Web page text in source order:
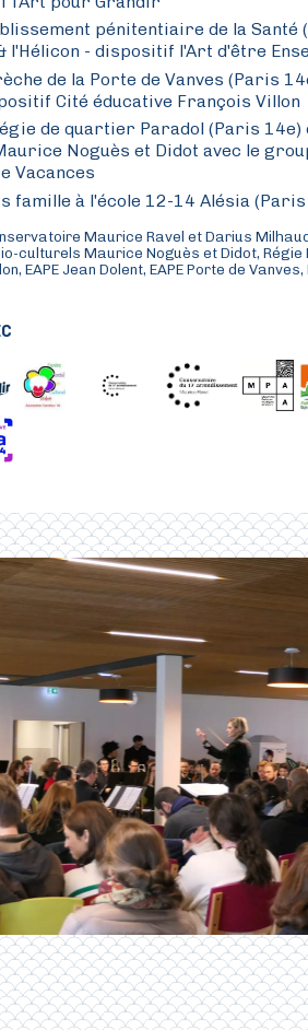
pénitentiaire de la Santé
l'Hélicon - dispositif l'Art d'être
de la Porte de Vanves (Paris
Cité éducative François Villon
de quartier Paradol (Paris 14e)
Noguès et Didot avec le
Vacances
famille à l'école 12-14 Alésia
Maurice Ravel et Darius
culturels Maurice Noguès et Didot, Régie
EAPE Jean Dolent, EAPE Porte de